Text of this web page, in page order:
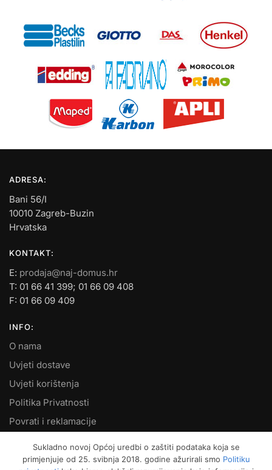
ADRESA:
Bani 56/I
10010 Zagreb-Buzin
Hrvatska
KONTAKT:
E: prodaja@naj-domus.hr
T: 01 66 41 399; 01 66 09 408
F: 01 66 09 409
INFO:
O nama
Uvjeti dostave
Uvjeti korištenja
Politika Privatnosti
Povrati i reklamacije
MOJ RAČUN:
Sukladno novoj Općoj uredbi o zaštiti podataka koja se
primjenjuje od 25. svibnja 2018. godine ažurirali smo Politiku